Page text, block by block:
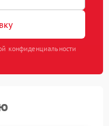
конфиденциальности